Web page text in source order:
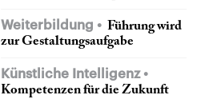
Weiterbildung
Führung wird
zur Gestaltungsaufgabe
Künstliche Intelligenz
Kompetenzen für die Zukunft